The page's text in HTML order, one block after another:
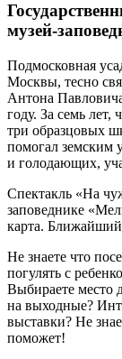
музей-
Подмосковная
Москвы, тесно
Антона
году. За семь
три образцовых
помогал земским
и голодающих,
Спектакль «На
заповеднике
карта.
Не знаете что
погулять с
Выбираете место
на выходные?
выставки? Не
поможет!